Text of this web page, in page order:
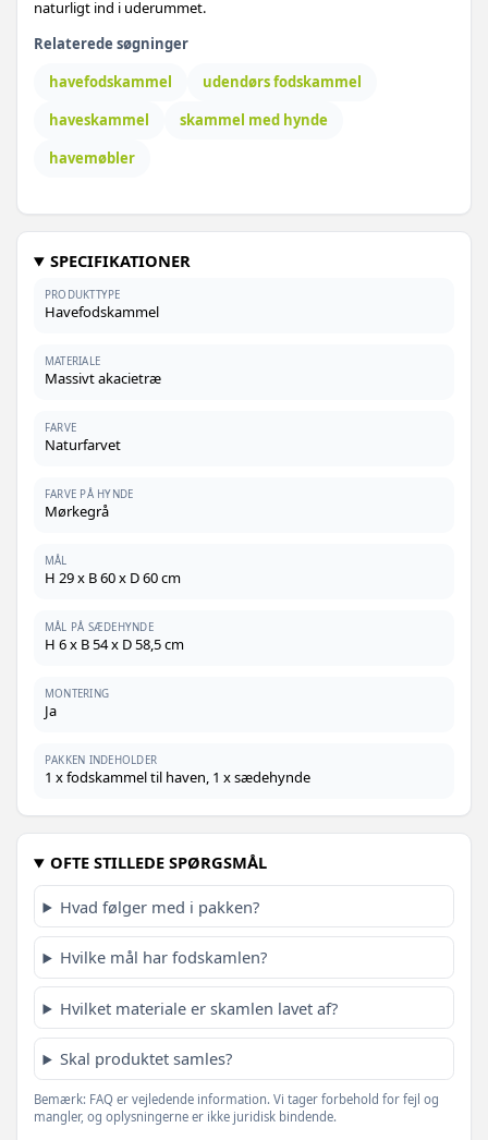
naturligt ind i uderummet.
Relaterede søgninger
havefodskammel
udendørs fodskammel
haveskammel
skammel med hynde
havemøbler
SPECIFIKATIONER
PRODUKTTYPE
Havefodskammel
MATERIALE
Massivt akacietræ
FARVE
Naturfarvet
FARVE PÅ HYNDE
Mørkegrå
MÅL
H 29 x B 60 x D 60 cm
MÅL PÅ SÆDEHYNDE
H 6 x B 54 x D 58,5 cm
MONTERING
Ja
PAKKEN INDEHOLDER
1 x fodskammel til haven, 1 x sædehynde
OFTE STILLEDE SPØRGSMÅL
Hvad følger med i pakken?
Hvilke mål har fodskamlen?
Hvilket materiale er skamlen lavet af?
Skal produktet samles?
Bemærk: FAQ er vejledende information. Vi tager forbehold for fejl og
mangler, og oplysningerne er ikke juridisk bindende.